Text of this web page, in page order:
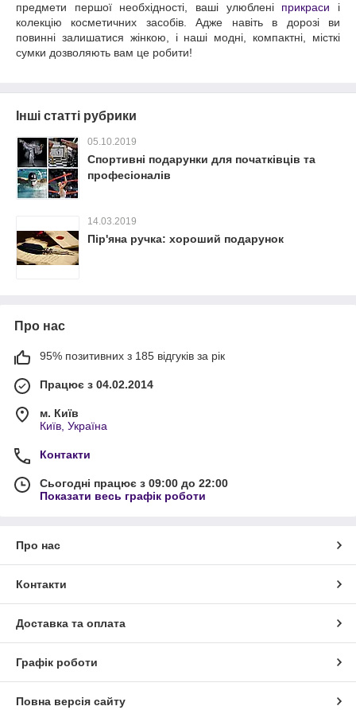
предмети першої необхідності, ваші улюблені прикраси і
колекцію косметичних засобів. Адже навіть в дорозі ви
повинні залишатися жінкою, і наші модні, компактні, місткі
сумки дозволяють вам це робити!
Інші статті рубрики
05.10.2019
Спортивні подарунки для початківців та
професіоналів
14.03.2019
Пір'яна ручка: хороший подарунок
Про нас
95% позитивних з 185 відгуків за рік
Працює з 04.02.2014
м. Київ
Київ, Україна
Контакти
Сьогодні працює з 09:00 до 22:00
Показати весь графік роботи
Про нас
Контакти
Доставка та оплата
Графік роботи
Повна версія сайту